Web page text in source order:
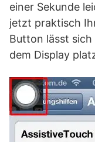
einer Sekunde
jetzt praktisch
Button lässt
dem Display